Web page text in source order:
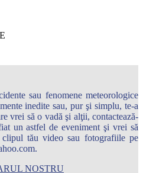
sau fenomene meteorologice
inedite sau, pur şi simplu, te-a
vrei să o vadă şi alţii, contactează-
un astfel de eveniment şi vrei să
clipul tău video sau fotografiile pe